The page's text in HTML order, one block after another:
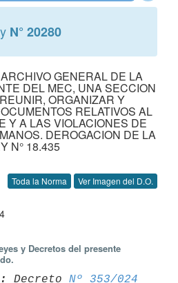
N° 20280
GENERAL DE LA
DEL MEC, UNA SECCION
ORGANIZAR Y
RELATIVOS AL
Y A LAS VIOLACIONES DE
DEROGACION DE LA
N° 18.435
Toda la Norma Ver Imagen del D.O.
y Decretos del presente
Decreto Nº 353/024